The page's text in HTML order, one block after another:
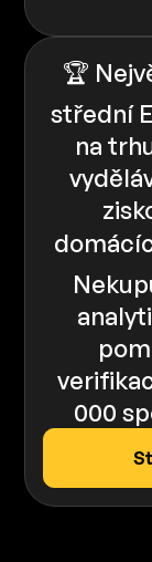
🏆
střední
na
000